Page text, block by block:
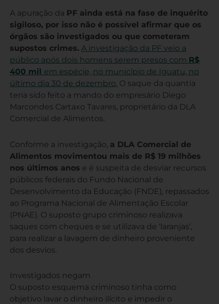
A apuração da PF ainda está na fase de inquérito
sigiloso, por isso não é possível afirmar que os
órgãos são investigados ou que cometeram
supostos crimes. A investigação da PF veio a
público após dois homens serem presos com R$
400 mil em espécie, no município de Iguatu, no
último dia 30 de dezembro. O saque da quantia
teria sido feito a mando do empresário Diego
Marcondes Cartaxo Tavares, proprietário da DLA
Comercial de Alimentos.
Conforme a investigação, a DLA Comercial de
Alimentos movimentou mais de R$ 19 milhões
nos últimos anos e é suspeita de desviar recursos
públicos federais do Fundo Nacional de
Desenvolvimento da Educação (FNDE), repassados
ao Programa Nacional de Alimentação Escolar
(PNAE). O suposto grupo criminoso realizava
saques com cheques e se utilizava de ‘laranjas’,
para realizar a lavagem de dinheiro proveniente
dos desvios.
Investigados negam
O suposto esquema criminoso tinha como
objetivo lavar o dinheiro ilícito e impedir o